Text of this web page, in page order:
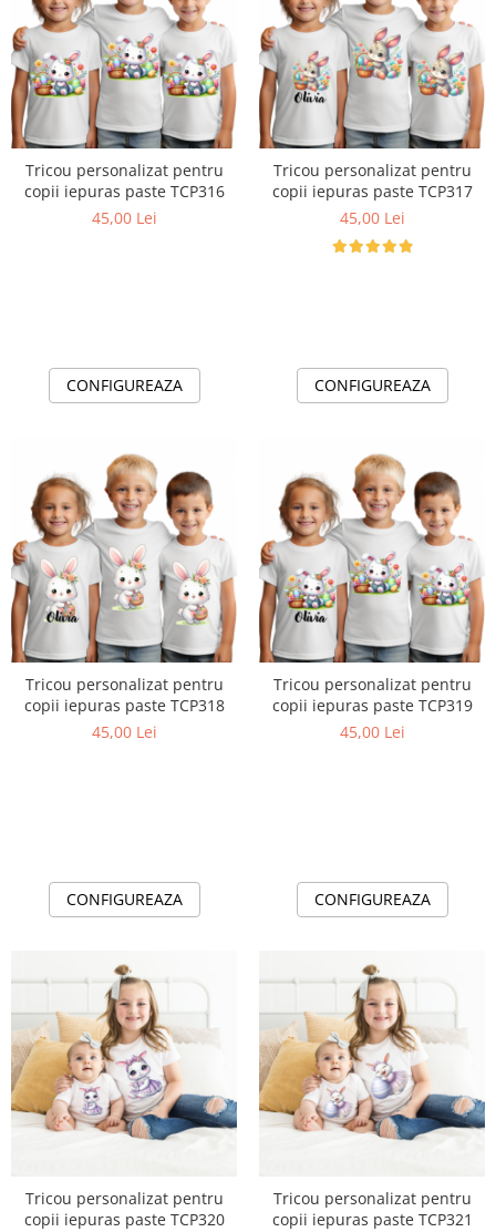
Tricou personalizat pentru
copii iepuras paste TCP316
45,00 Lei
CONFIGUREAZA
Tricou personalizat pentru
copii iepuras paste TCP317
45,00 Lei
CONFIGUREAZA
Tricou personalizat pentru
copii iepuras paste TCP318
45,00 Lei
CONFIGUREAZA
Tricou personalizat pentru
copii iepuras paste TCP319
45,00 Lei
CONFIGUREAZA
Tricou personalizat pentru
copii iepuras paste TCP320
Tricou personalizat pentru
copii iepuras paste TCP321